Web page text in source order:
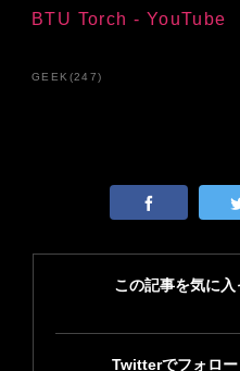
BTU Torch - YouTube
GEEK (247)